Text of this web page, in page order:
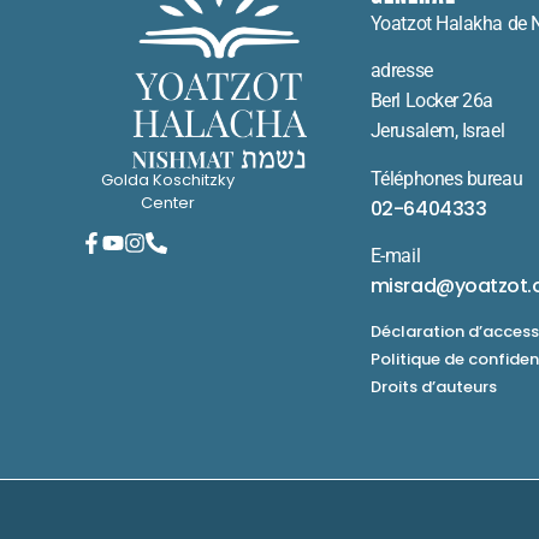
Golda Koschitzky
Center
Yoatzot Halakha de
adresse
Berl Locker 26a
Jerusalem, Israel
Téléphones bureau
02-6404333
E-mail
Déclaration
Politique de
Droits d’auteurs